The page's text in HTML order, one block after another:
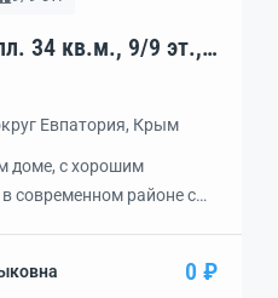
34 кв.м., 9/9 эт.,
Евпатория, Крым
доме, с хорошим
современном районе с
счётчики на отопление
0 ₽